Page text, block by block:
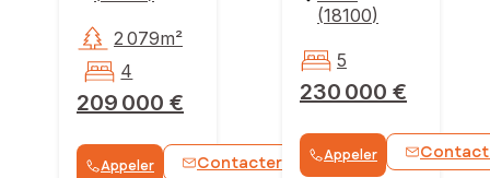
209 000 €
2 079m²
4
Appeler Contacter WhatsApp
(18100)
230 000 €
5
Appeler